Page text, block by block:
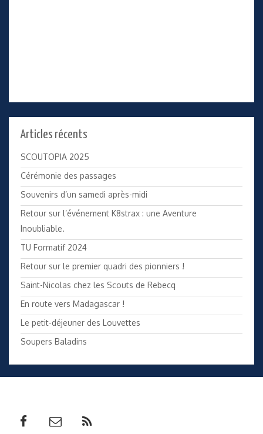
Articles récents
SCOUTOPIA 2025
Cérémonie des passages
Souvenirs d’un samedi après-midi
Retour sur l’événement K8strax : une Aventure
Inoubliable.
TU Formatif 2024
Retour sur le premier quadri des pionniers !
Saint-Nicolas chez les Scouts de Rebecq
En route vers Madagascar !
Le petit-déjeuner des Louvettes
Soupers Baladins